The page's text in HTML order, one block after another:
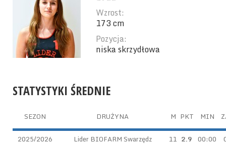
Wzrost:
173 cm
Pozycja:
niska skrzydłowa
STATYSTYKI ŚREDNIE
SEZON DRUŻYNA M PKT MIN
2025/2026 Lider BIOFARM Swarzędz 11 2.9 00:00